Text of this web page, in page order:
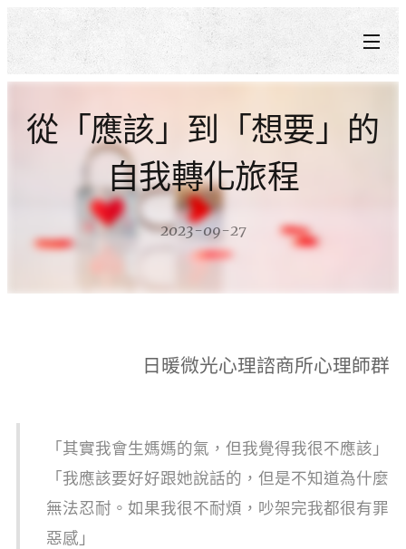
從「應該」到「想要」的
自我轉化旅程
2023-09-27
日暖微光心理諮商所心理師群
「其實我會生媽媽的氣，但我覺得我很不應該」
「我應該要好好跟她說話的，但是不知道為什麼
無法忍耐。如果我很不耐煩，吵架完我都很有罪
惡感」